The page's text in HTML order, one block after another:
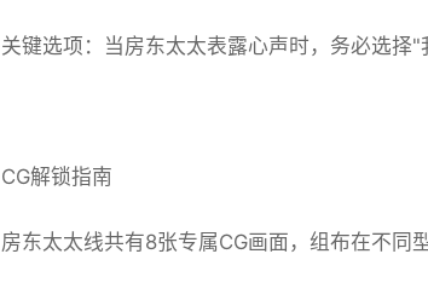
关键选项：当房东太太表露心声时，务必选择
CG解锁指南
房东太太线共有8张专属CG画面，组布在不同